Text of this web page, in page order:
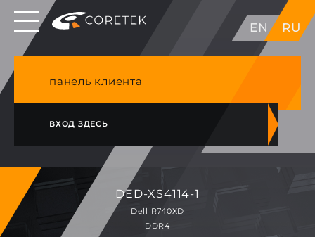
EN RU
Выделенные серверы в ЕС, Японии, ГК, США
NVME VPS & cPanel премиум хостинг в
панель клиента
ВХОД ЗДЕСЬ
DED-XS4114-1
Dell R740XD
DDR4